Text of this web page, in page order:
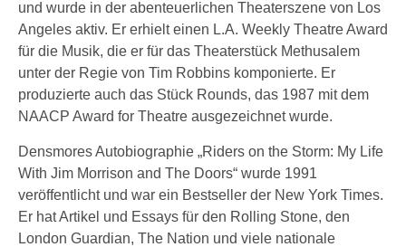
und wurde in der abenteuerlichen Theaterszene von Los
Angeles aktiv. Er erhielt einen L.A. Weekly Theatre Award
für die Musik, die er für das Theaterstück Methusalem
unter der Regie von Tim Robbins komponierte. Er
produzierte auch das Stück Rounds, das 1987 mit dem
NAACP Award for Theatre ausgezeichnet wurde.
Densmores Autobiographie „Riders on the Storm: My Life
With Jim Morrison and The Doors“ wurde 1991
veröffentlicht und war ein Bestseller der New York Times.
Er hat Artikel und Essays für den Rolling Stone, den
London Guardian, The Nation und viele nationale